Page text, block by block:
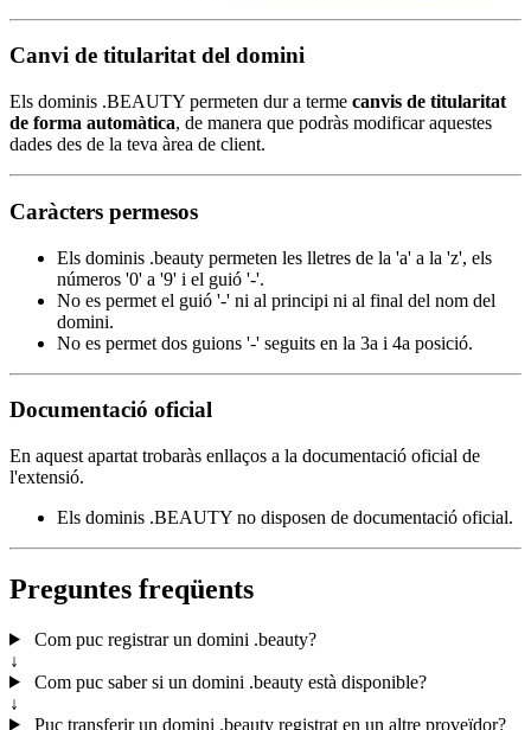
Canvi de titularitat del domini
Els dominis .BEAUTY permeten dur a terme canvis de titularitat
de forma automàtica, de manera que podràs modificar aquestes
dades des de la teva àrea de client.
Caràcters permesos
Els dominis .beauty permeten les lletres de la 'a' a la 'z', els
números '0' a '9' i el guió '-'.
No es permet el guió '-' ni al principi ni al final del nom del
domini.
No es permet dos guions '-' seguits en la 3a i 4a posició.
Documentació oficial
En aquest apartat trobaràs enllaços a la documentació oficial de
l'extensió.
Els dominis .BEAUTY no disposen de documentació oficial.
Preguntes freqüents
Com puc registrar un domini .beauty?
↓
Com puc saber si un domini .beauty està disponible?
↓
Puc transferir un domini .beauty registrat en un altre proveïdor?